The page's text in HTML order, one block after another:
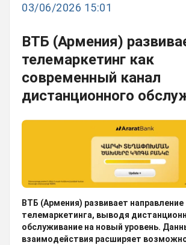
03/06/2026 15:01
ВТБ (Армения)
телемаркетинг как
современный канал
дистанционного
ВТБ (Армения) развивает направление
телемаркетинга, выводя
обслуживание на новый уровень.
взаимодействия расширяет